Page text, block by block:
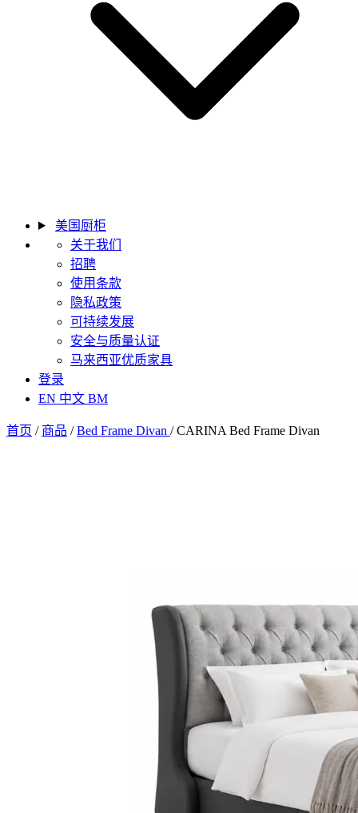
美国厨柜
关于我们
招聘
使用条款
隐私政策
可持续发展
安全与质量认证
马来西亚优质家具
登录
EN 中文 BM
首页 / 商品 / Bed Frame Divan / CARINA Bed Frame Divan